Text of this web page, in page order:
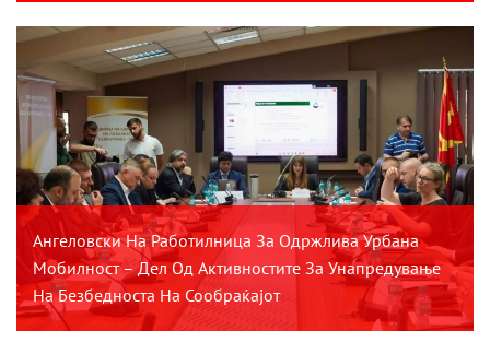
Ангеловски На Работилница За Одржлива Урбана
Мобилност – Дел Од Активностите За Унапредување
На Безбедноста На Сообраќајот